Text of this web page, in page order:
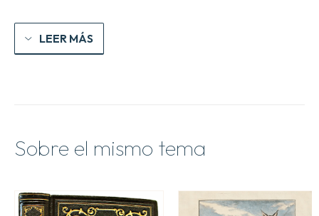
LEER MÁS
Sobre el mismo tema